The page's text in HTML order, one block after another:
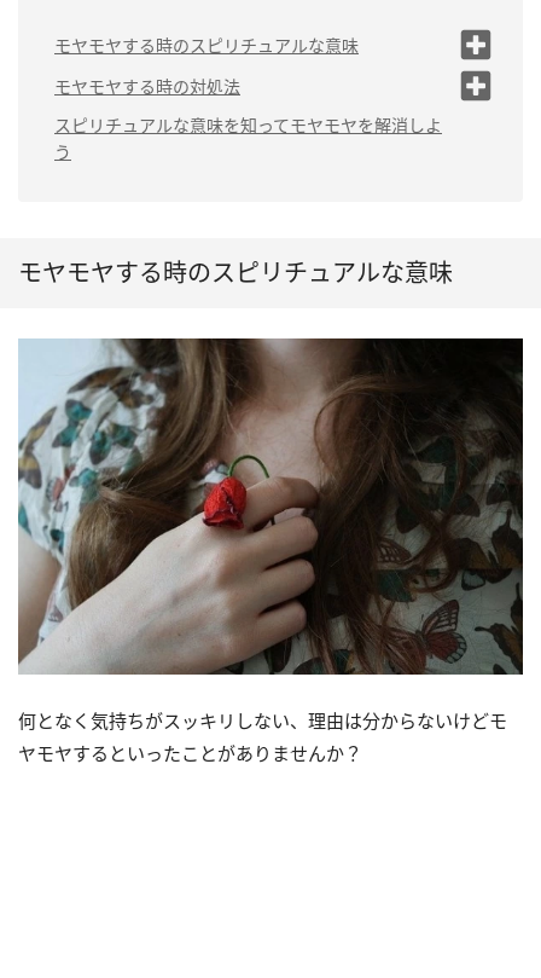
モヤモヤする時のスピリチュアルな意味
（1）魂の成長のために必要な変化の前触れ
（2）他人との波動が合わないことを知らせるサイ
ン
（5）インナーチャイルドが傷ついている
モヤモヤする時の対処法
（1）瞑想をする
（4）思いっきり泣く
スピリチュアルな意味を知ってモヤモヤを解消しよ
う
モヤモヤする時のスピリチュアルな意味
何となく気持ちがスッキリしない、理由は分からないけどモ
ヤモヤするといったことがありませんか？